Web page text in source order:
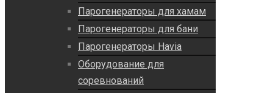
Парогенераторы для хамам
Парогенераторы для бани
Парогенераторы Havia
Оборудование для
соревнований